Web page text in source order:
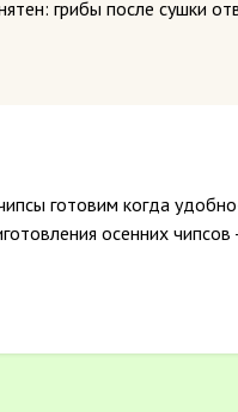
грибы после сушки
готовим когда
осенних чипсов